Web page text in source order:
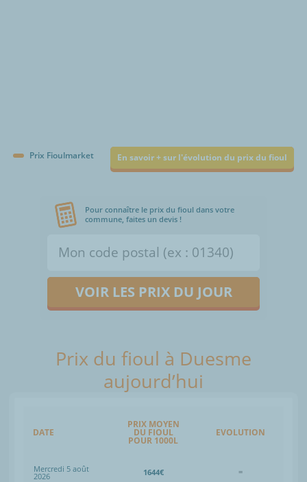
Prix Fioulmarket En savoir + sur l'évolution du prix du fioul
Pour connaître le prix du fioul dans votre
commune, faites un devis !
VOIR LES PRIX DU JOUR
Prix du fioul à Duesme
aujourd’hui
DATE
PRIX MOYEN
DU FIOUL
POUR 1000L
EVOLUTION
Mercredi 5 août
2026 1644€ =